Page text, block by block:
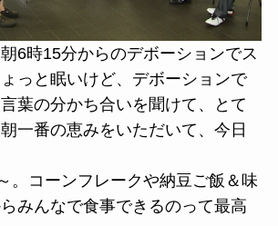
6時15分からのデボーションでス
っと眠いけど、デボーションで
葉の分かち合いを聞けて、とて
一番の恵みをいただいて、今日
。コーンフレークや納豆ご飯＆味
みんなで食事できるのって最高